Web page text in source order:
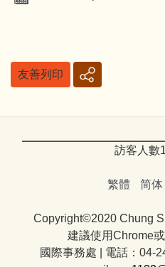
友善列印
訪客人數1
繁體 简体
Copyright©2020 Chung
建議使用Chrome
國際事務處
電話：04-